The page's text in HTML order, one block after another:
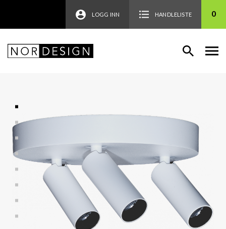
LOGG INN HANDLELISTE 0